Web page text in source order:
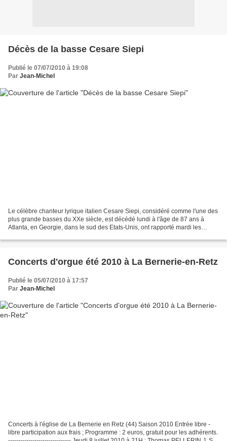
Décès de la basse Cesare Siepi
Publié le 07/07/2010 à 19:08
Par Jean-Michel
Le célèbre chanteur lyrique italien Cesare Siepi, considéré comme l'une des
plus grande basses du XXe siècle, est décédé lundi à l'âge de 87 ans à
Atlanta, en Georgie, dans le sud des Etats-Unis, ont rapporté mardi les
Concerts d'orgue été 2010 à La Bernerie-en-Retz
Publié le 05/07/2010 à 17:57
Par Jean-Michel
Concerts à l'église de La Bernerie en Retz (44) Saison 2010 Entrée libre -
libre participation aux frais ; Programme : 2 euros, gratuit pour les adhérents.